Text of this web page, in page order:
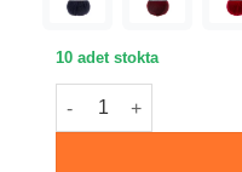
10 adet stokta
Alize Süperlana Maxi